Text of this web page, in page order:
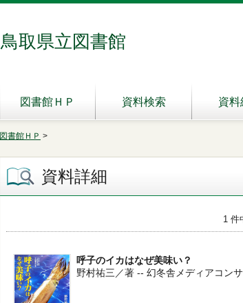
鳥取県立図書館
図書館ＨＰ 資料検索 資料
図書館ＨＰ >
資料詳細
1 件
呼子のイカはなぜ美味い？
野村祐三／著 -- 幻冬舎メディアコン